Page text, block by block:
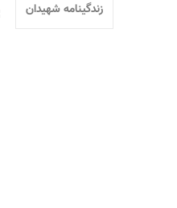
زندگینامه شهیدان